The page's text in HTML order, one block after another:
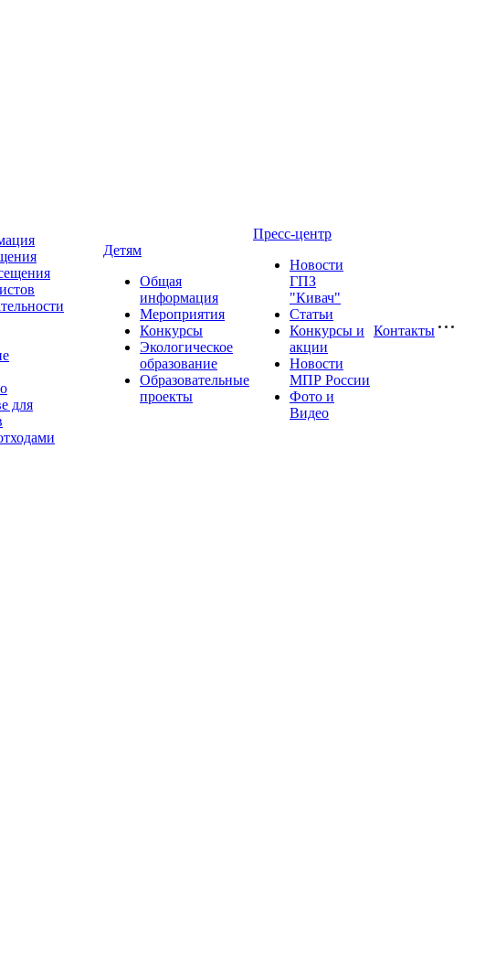
для
Детям
Общая
информация
Мероприятия
Конкурсы
Экологическое
образование
Образовательные
проекты
Пресс-центр
Новости
ГПЗ
"Кивач"
Статьи
Конкурсы и
акции
Новости
МПР России
Фото и
Видео
Контакты